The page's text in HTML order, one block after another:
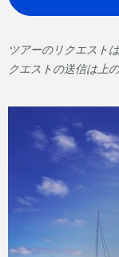
ツアーのリクエスト
クエストの送信は上
グレ